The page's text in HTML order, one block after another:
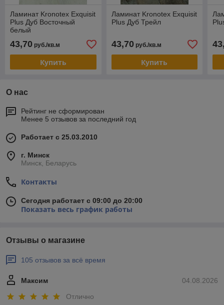
Ламинат Kronotex Exquisit
Plus Дуб Восточный
белый
43,70 руб./кв.м
Купить
Ламинат Kronotex Exquisit
Plus Дуб Трейл
43,70руб./кв.м
Купить
О нас
Рейтинг не сформирован
Менее 5 отзывов за последний год
Работает с 25.03.2010
г. Минск
Минск, Беларусь
Контакты
Сегодня работает с 09:00 до 20:00
Показать весь график работы
Отзывы о магазине
105 отзывов за всё время
04.08.2026
Максим
Отлично